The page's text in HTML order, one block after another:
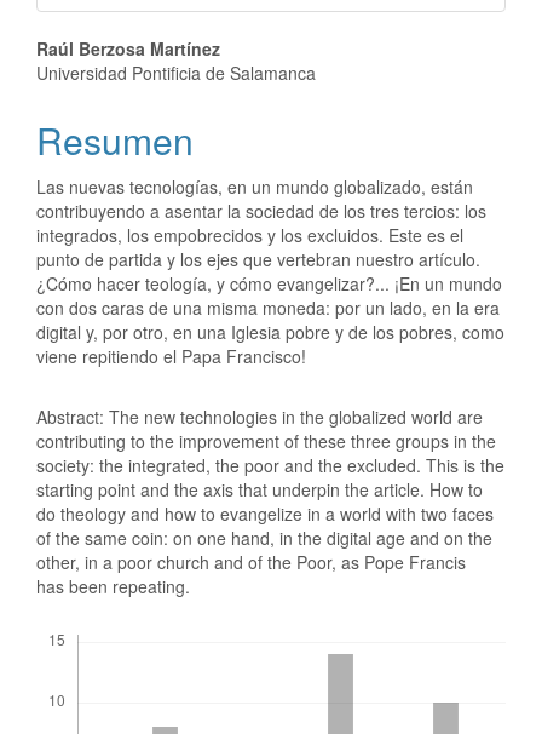
Raúl Berzosa Martínez
Universidad Pontificia de Salamanca
Resumen
Las nuevas tecnologías, en un mundo globalizado, están
contribuyendo a asentar la sociedad de los tres tercios: los
integrados, los empobrecidos y los excluidos. Este es el
punto de partida y los ejes que vertebran nuestro artículo.
¿Cómo hacer teología, y cómo evangelizar?... ¡En un mundo
con dos caras de una misma moneda: por un lado, en la era
digital y, por otro, en una Iglesia pobre y de los pobres, como
viene repitiendo el Papa Francisco!
Abstract: The new technologies in the globalized world are
contributing to the improvement of these three groups in the
society: the integrated, the poor and the excluded. This is the
starting point and the axis that underpin the article. How to
do theology and how to evangelize in a world with two faces
of the same coin: on one hand, in the digital age and on the
other, in a poor church and of the Poor, as Pope Francis
has been repeating.